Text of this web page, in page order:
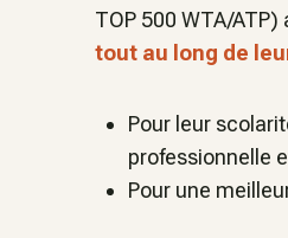
TOP 500 WTA/
tout au long de
Pour leur
professionnelle
Pour une